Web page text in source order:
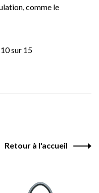
comme le
sur 15
Retour à l'accueil